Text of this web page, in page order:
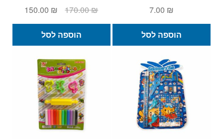
7.00 ₪
הוספה לסל
170.00₪
המחיר
המקורי
היה:
170.00 ₪.
150.00 ₪
המחיר
הנוכחי
150.00 ₪.
הוספה לסל